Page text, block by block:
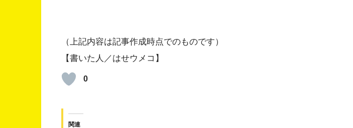
（上記内容は記事作成時点でのものです）
【書いた人／はせウメコ】
0
関連